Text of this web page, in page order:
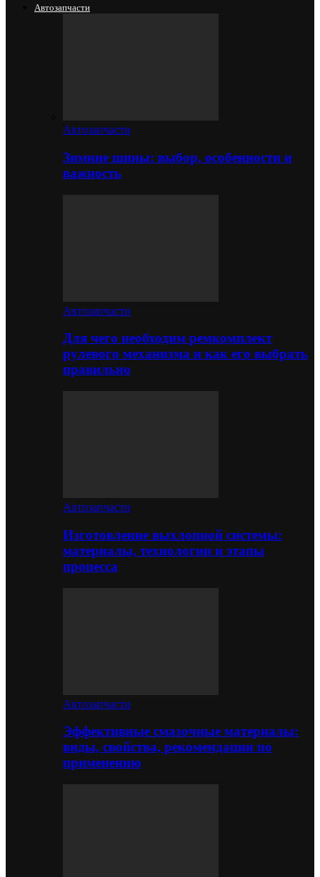
Автозапчасти
Автозапчасти
Зимние шины: выбор, особенности и
важность
Автозапчасти
Для чего необходим ремкомплект
рулевого механизма и как его выбрать
правильно
Автозапчасти
Изготовление выхлопной системы:
материалы, технологии и этапы
процесса
Автозапчасти
Эффективные смазочные материалы:
виды, свойства, рекомендации по
применению